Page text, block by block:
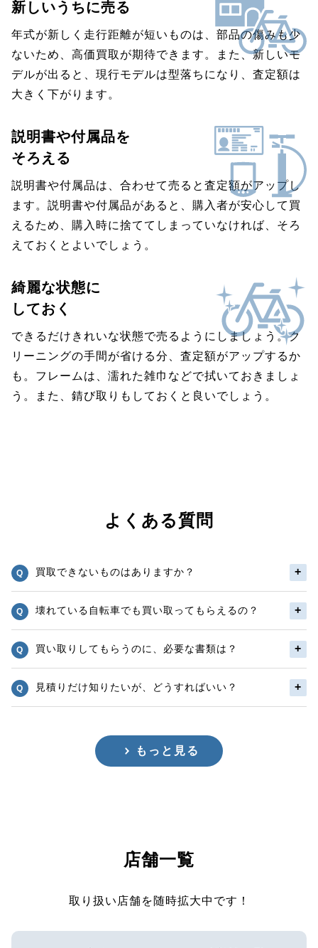
新しいうちに売る
年式が新しく走行距離が短いものは、部品の傷みも少
ないため、高価買取が期待できます。また、新しいモ
デルが出ると、現行モデルは型落ちになり、査定額は
大きく下がります。
説明書や付属品を
そろえる
説明書や付属品は、合わせて売ると査定額がアップし
ます。説明書や付属品があると、購入者が安心して買
えるため、購入時に捨ててしまっていなければ、そろ
えておくとよいでしょう。
綺麗な状態に
しておく
できるだけきれいな状態で売るようにしましょう。ク
リーニングの手間が省ける分、査定額がアップするか
も。フレームは、濡れた雑巾などで拭いておきましょ
う。また、錆び取りもしておくと良いでしょう。
よくある質問
買取できないものはありますか？
壊れている自転車でも買い取ってもらえるの？
買い取りしてもらうのに、必要な書類は？
見積りだけ知りたいが、どうすればいい？
もっと見る
店舗一覧
取り扱い店舗を随時拡大中です！